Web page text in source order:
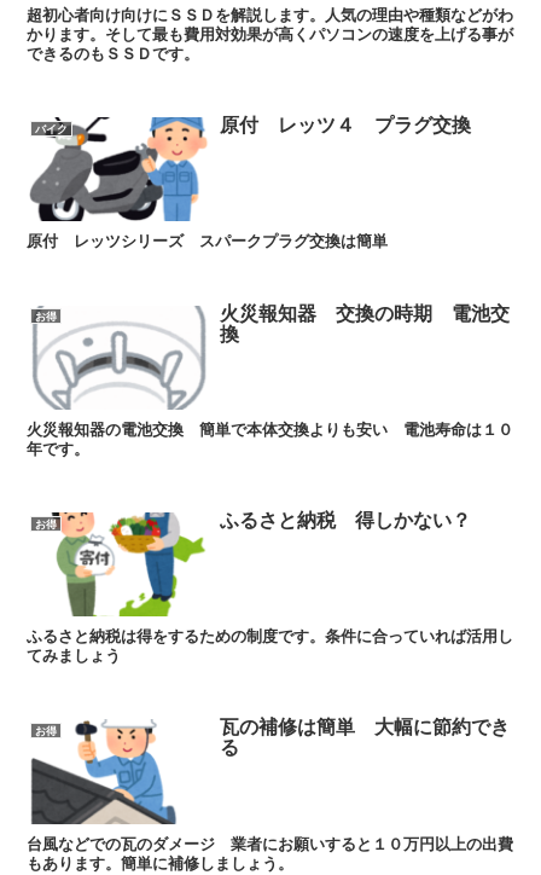
超初心者向け向けにＳＳＤを解説します。人気の理由や種類などがわ
かります。そして最も費用対効果が高くパソコンの速度を上げる事が
できるのもＳＳＤです。
バイク 原付 レッツ４ プラグ交換
原付 レッツシリーズ スパークプラグ交換は簡単
お得 火災報知器 交換の時期 電池交
換
火災報知器の電池交換 簡単で本体交換よりも安い 電池寿命は１０
年です。
お得 ふるさと納税 得しかない？
ふるさと納税は得をするための制度です。条件に合っていれば活用し
てみましょう
お得 瓦の補修は簡単 大幅に節約でき
る
台風などでの瓦のダメージ 業者にお願いすると１０万円以上の出費
もあります。簡単に補修しましょう。